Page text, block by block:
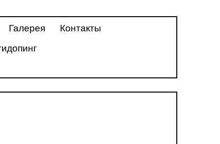
Галерея
Контакты